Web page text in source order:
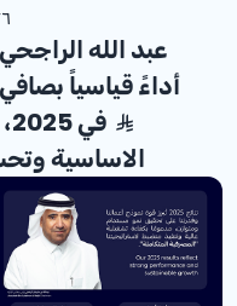
٢٦
عبد الله
أداءً قياسياً بصافي دخل
الاساسية